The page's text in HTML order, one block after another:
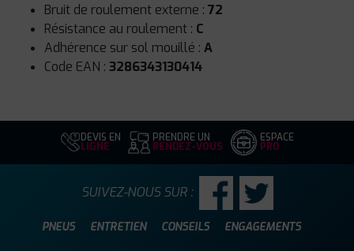
Bruit de roulement externe : 72
Résistance au roulement : C
Adhérence sur sol mouillé : A
Code EAN : 3286343130414
DEVIS EN
LIGNE
PRENDRE UN
RENDEZ-VOUS
ESPACE
PRO
PNEUS ENTRETIEN CONSEILS ENGAGEMENTS
SUIVEZ-NOUS SUR :